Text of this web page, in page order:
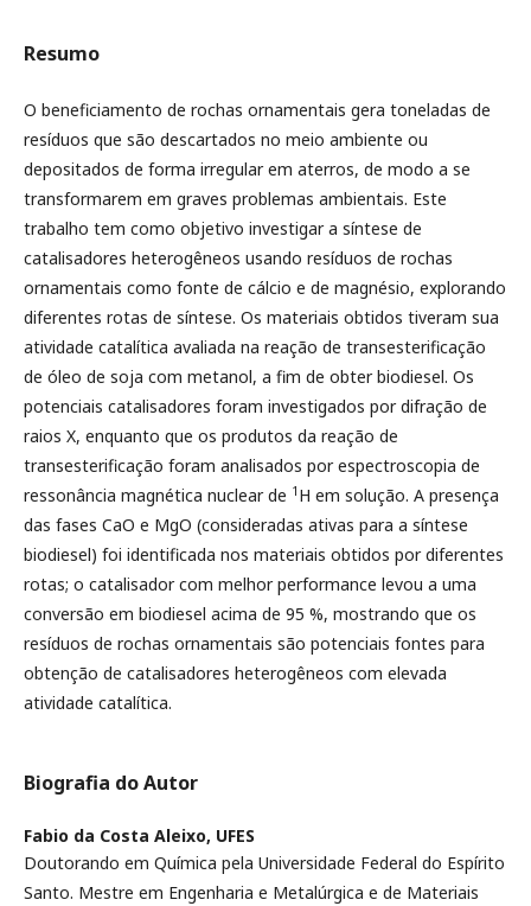
Resumo
O beneficiamento de rochas ornamentais gera toneladas de
resíduos que são descartados no meio ambiente ou
depositados de forma irregular em aterros, de modo a se
transformarem em graves problemas ambientais. Este
trabalho tem como objetivo investigar a síntese de
catalisadores heterogêneos usando resíduos de rochas
ornamentais como fonte de cálcio e de magnésio, explorando
diferentes rotas de síntese. Os materiais obtidos tiveram sua
atividade catalítica avaliada na reação de transesterificação
de óleo de soja com metanol, a fim de obter biodiesel. Os
potenciais catalisadores foram investigados por difração de
raios X, enquanto que os produtos da reação de
transesterificação foram analisados por espectroscopia de
ressonância magnética nuclear de 1 H em solução. A presença
das fases CaO e MgO (consideradas ativas para a síntese
biodiesel) foi identificada nos materiais obtidos por diferentes
rotas; o catalisador com melhor performance levou a uma
conversão em biodiesel acima de 95 %, mostrando que os
resíduos de rochas ornamentais são potenciais fontes para
obtenção de catalisadores heterogêneos com elevada
atividade catalítica.
Biografia do Autor
Fabio da Costa Aleixo, UFES
Doutorando em Química pela Universidade Federal do Espírito
Santo. Mestre em Engenharia e Metalúrgica e de Materiais